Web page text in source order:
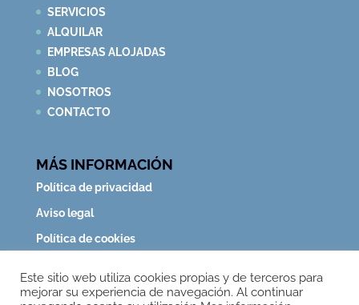
SERVICIOS
ALQUILAR
EMPRESAS ALOJADAS
BLOG
NOSOTROS
CONTACTO
MÁS INFORMACIÓN
Política de privacidad
Aviso legal
Política de cookies
Este sitio web utiliza cookies propias y de terceros para
mejorar su experiencia de navegación. Al continuar